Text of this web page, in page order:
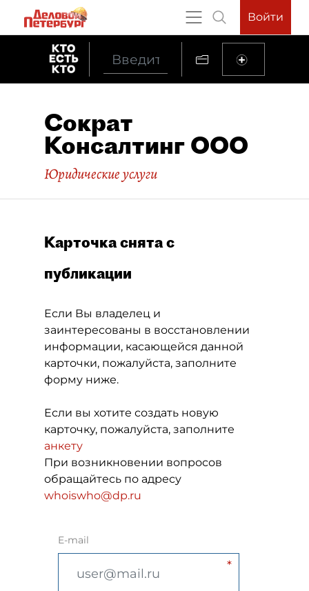
Войти
Сократ
Консалтинг ООО
Юридические услуги
Карточка снята с
публикации
Если Вы владелец и
заинтересованы в восстановлении
информации, касающейся данной
карточки, пожалуйста, заполните
форму ниже.
Если вы хотите создать новую
карточку, пожалуйста, заполните
анкету
При возникновении вопросов
обращайтесь по адресу
whoiswho@dp.ru
E-mail